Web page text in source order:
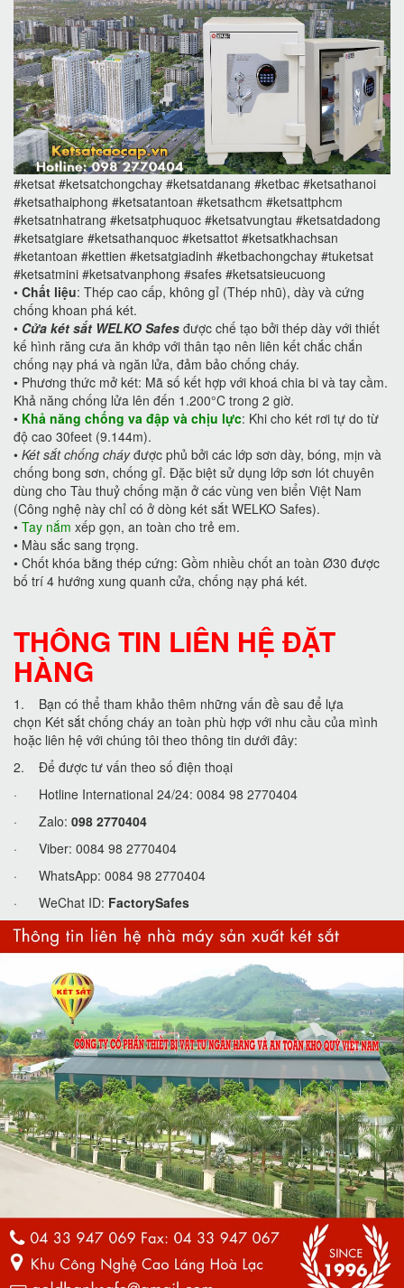
#ketsat #ketsatchongchay #ketsatdanang #ketbac #ketsathanoi
#ketsathaiphong #ketsatantoan #ketsathcm #ketsattphcm
#ketsatnhatrang #ketsatphuquoc #ketsatvungtau #ketsatdadong
#ketsatgiare #ketsathanquoc #ketsattot #ketsatkhachsan
#ketantoan #kettien #ketsatgiadinh #ketbachongchay #tuketsat
#ketsatmini #ketsatvanphong #safes #ketsatsieucuong
• Chất liệu: Thép cao cấp, không gỉ (Thép nhũ), dày và cứng
chống khoan phá két.
• Cửa két sắt WELKO Safes được chế tạo bởi thép dày với thiết
kế hình răng cưa ăn khớp với thân tạo nên liên kết chắc chắn
chống nạy phá và ngăn lửa, đảm bảo chống cháy.
• Phương thức mở két: Mã số kết hợp với khoá chia bi và tay cầm.
Khả năng chống lửa lên đến 1.200°C trong 2 giờ.
• Khả năng chống va đập và chịu lực: Khi cho két rơi tự do từ
độ cao 30feet (9.144m).
• Két sắt chống cháyđược phủ bởi các lớp sơn dày, bóng, mịn và
chống bong sơn, chống gỉ. Đặc biệt sử dụng lớp sơn lót chuyên
dùng cho Tàu thuỷ chống mặn ở các vùng ven biển Việt Nam
(Công nghệ này chỉ có ở dòng két sắt WELKO Safes).
• Tay nắm xếp gọn, an toàn cho trẻ em.
• Màu sắc sang trọng.
• Chốt khóa bằng thép cứng: Gồm nhiều chốt an toàn Ø30 được
bố trí 4 hướng xung quanh cửa, chống nạy phá két.
THÔNG TIN LIÊN HỆ ĐẶT
HÀNG
1. Bạn có thể tham khảo thêm những vấn đề sau để lựa
chọn Két sắt chống cháy an toàn phù hợp với nhu cầu của mình
hoặc liên hệ với chúng tôi theo thông tin dưới đây:
2. Để được tư vấn theo số điện thoại
· Hotline International 24/24: 0084 98 2770404
· Zalo: 098 2770404
· Viber: 0084 98 2770404
· WhatsApp: 0084 98 2770404
· WeChat ID: FactorySafes